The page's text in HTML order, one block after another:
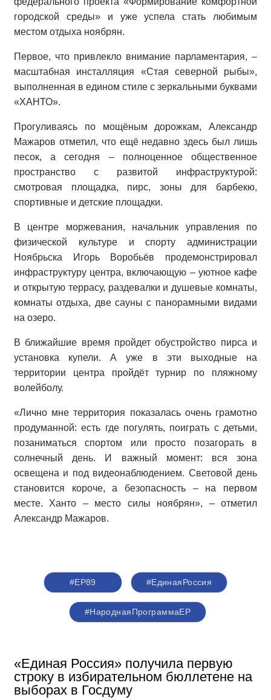
городской среды» и уже успела стать любимым
местом отдыха ноябрян.
Первое, что привлекло внимание парламентария, –
масштабная инсталляция «Стая северной рыбы»,
выполненная в едином стиле с зеркальными буквами
«ХАНТО».
Прогуливаясь по мощёным дорожкам, Александр
Мажаров отметил, что ещё недавно здесь был лишь
песок, а сегодня – полноценное общественное
пространство с развитой инфраструктурой:
смотровая площадка, пирс, зоны для барбекю,
спортивные и детские площадки.
В центре моржевания, начальник управления по
физической культуре и спорту администрации
Ноябрьска Игорь Воробьёв продемонстрировал
инфраструктуру центра, включающую – уютное кафе
и открытую террасу, раздевалки и душевые комнаты,
комнаты отдыха, две сауны с панорамными видами
на озеро.
В ближайшие время пройдет обустройство пирса и
установка купели. А уже в эти выходные на
территории центра пройдёт турнир по пляжному
волейболу.
«Лично мне территория показалась очень грамотно
продуманной: есть где погулять, поиграть с детьми,
позаниматься спортом или просто позагорать в
солнечный день. И важный момент: вся зона
освещена и под видеонаблюдением. Световой день
становится короче, а безопасность – на первом
месте. Ханто – место силы ноябрян», – отметил
Александр Мажаров.
#ЕР89 #‎ЕдинаяРоссия
#НароднаяПрограммаЕР
«Единая Россия» получила первую
строку в избирательном бюллетене на
выборах в Госдуму